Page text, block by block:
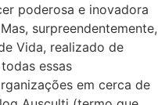
poderosa e inovadora
surpreendentemente,
Vida, realizado de
essas
em cerca de